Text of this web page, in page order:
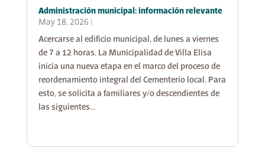
Administración municipal: información relevante
May 18, 2026
Acercarse al edificio municipal, de lunes a viernes
de 7 a 12 horas. La Municipalidad de Villa Elisa
inicia una nueva etapa en el marco del proceso de
reordenamiento integral del Cementerio local. Para
esto, se solicita a familiares y/o descendientes de
las siguientes...